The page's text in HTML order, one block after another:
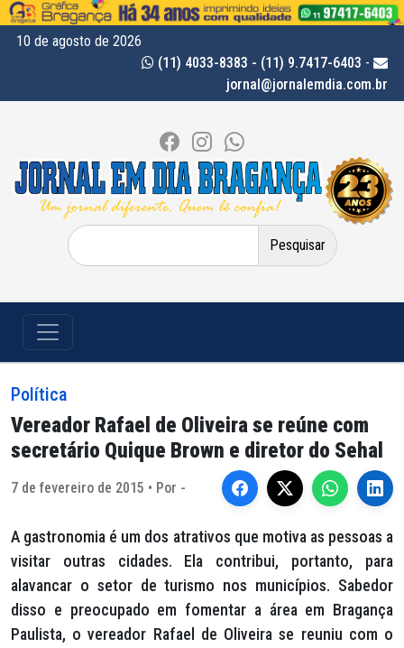
10 de agosto de 2026
(11) 4033-8383 - (11) 9.7417-6403 -
jornal@jornalemdia.com.br
Pesquisar
por:
Política
Vereador Rafael de Oliveira se reúne com
secretário Quique Brown e diretor do Sehal
7 de fevereiro de 2015 • Por -
A gastronomia é um dos atrativos que motiva as pessoas a
visitar outras cidades. Ela contribui, portanto, para
alavancar o setor de turismo nos municípios. Sabedor
disso e preocupado em fomentar a área em Bragança
Paulista, o vereador Rafael de Oliveira se reuniu com o